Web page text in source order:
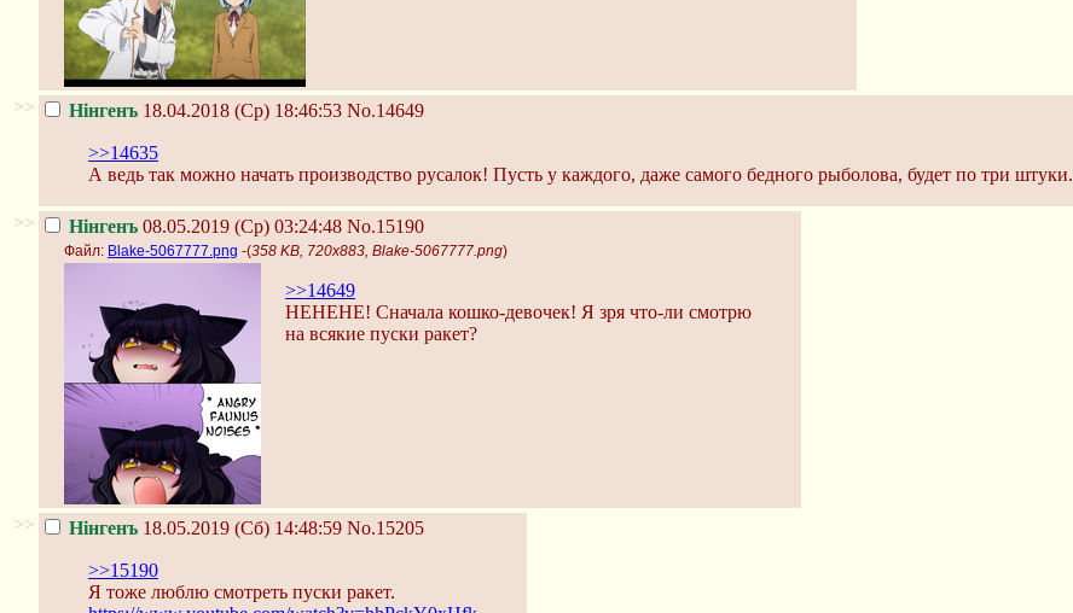
>> Нінгенъ 18.04.2018 (Ср) 18:46:53 No.14649
>>14635
А ведь так можно начать производство русалок! Пусть у каждого, даже самого бедного рыболова, будет по три штуки.
>> Нінгенъ 08.05.2019 (Ср) 03:24:48 No.15190
Файл: Blake-5067777.png -(358 KB, 720x883, Blake-5067777.png)
>>14649
НЕНЕНЕ! Сначала кошко-девочек! Я зря что-ли смотрю
на всякие пуски ракет?
>> Нінгенъ 18.05.2019 (Сб) 14:48:59 No.15205
>>15190
Я тоже люблю смотреть пуски ракет.